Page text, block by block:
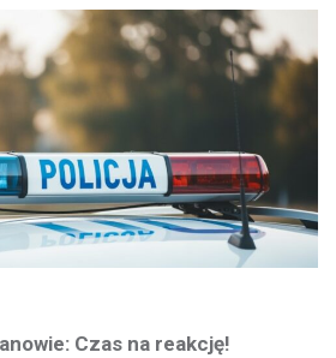
Czas na reakcję!